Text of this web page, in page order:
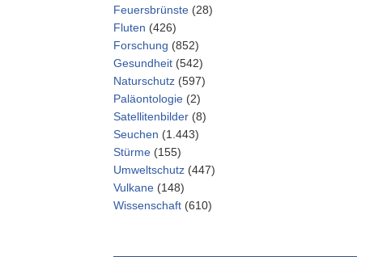
Feuersbrünste (28)
Fluten (426)
Forschung (852)
Gesundheit (542)
Naturschutz (597)
Paläontologie (2)
Satellitenbilder (8)
Seuchen (1.443)
Stürme (155)
Umweltschutz (447)
Vulkane (148)
Wissenschaft (610)